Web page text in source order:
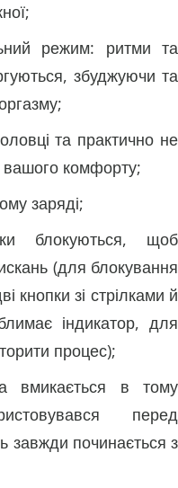
режим: ритми та
збуджуючи та
та практично не
комфорту;
заряді;
блокуються, щоб
(для блокування
кнопки зі стрілками й
індикатор, для
процес);
вмикається в тому
перед
завжди починається з